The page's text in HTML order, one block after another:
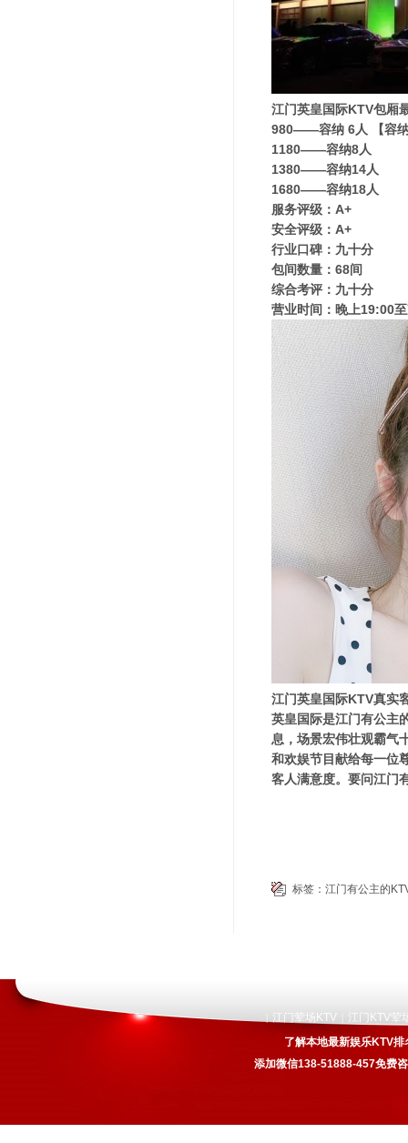
江门英皇国际KTV包厢
980——容纳 6人 【容
1180——容纳8人
1380——容纳14人
1680——容纳18人
服务评级：A+
安全评级：A+
行业口碑：九十分
包间数量：68间
综合考评：九十分
营业时间：晚上19:00
江门英皇国际KTV真实
英皇国际是江门有公主
息，场景宏伟壮观霸气
和欢娱节目献给每一位
客人满意度。要问江门
标签： 江门有公主的
江门荤场KTV
江门KTV荤
了解本地最新娱乐KTV
添加微信138-51888-457免费